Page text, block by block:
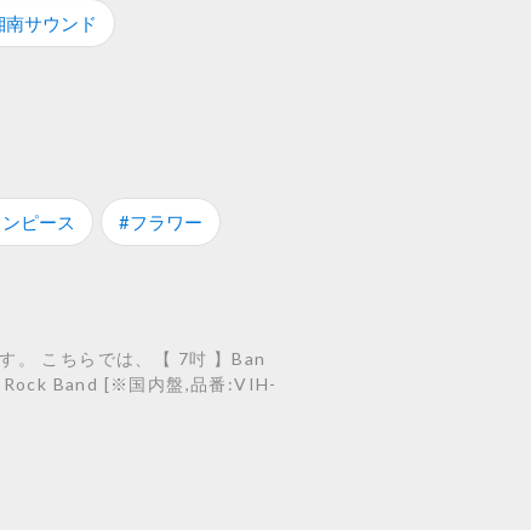
南サウンド
ピース #フラワー
。 こちらでは、【 7吋 】Ban
Band [※国内盤,品番:VIH-